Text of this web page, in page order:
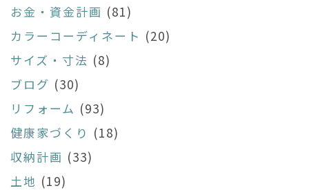
お金・資金計画 (81)
カラーコーディネート (20)
サイズ・寸法 (8)
ブログ (30)
リフォーム (93)
健康家づくり (18)
収納計画 (33)
土地 (19)